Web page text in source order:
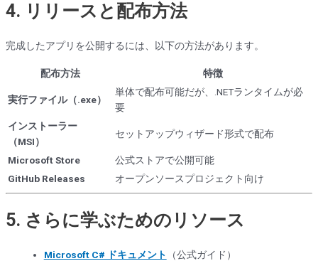
4. リリースと配布方法
完成したアプリを公開するには、以下の方法があります。
配布方法 特徴
実行ファイル（.exe）
単体で配布可能だが、.NETランタイムが必
要
インストーラー
（MSI）
セットアップウィザード形式で配布
Microsoft Store
公式ストアで公開可能
GitHub Releases
オープンソースプロジェクト向け
5. さらに学ぶためのリソース
Microsoft C# ドキュメント
（公式ガイド）